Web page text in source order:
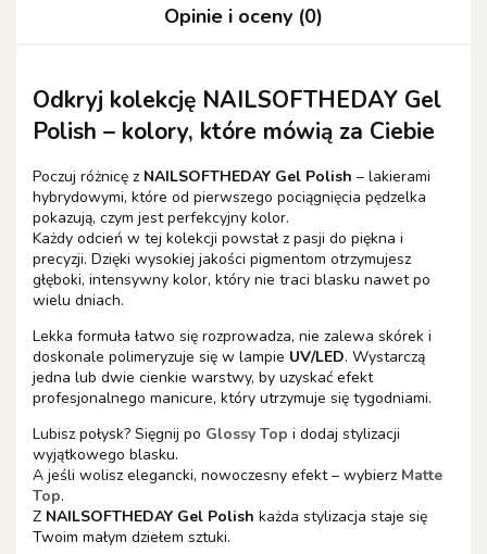
Opinie i oceny (0)
Odkryj kolekcję NAILSOFTHEDAY Gel
Polish – kolory, które mówią za Ciebie
Poczuj różnicę z NAILSOFTHEDAY Gel Polish – lakierami
hybrydowymi, które od pierwszego pociągnięcia pędzelka
pokazują, czym jest perfekcyjny kolor.
Każdy odcień w tej kolekcji powstał z pasji do piękna i
precyzji. Dzięki wysokiej jakości pigmentom otrzymujesz
głęboki, intensywny kolor, który nie traci blasku nawet po
wielu dniach.
Lekka formuła łatwo się rozprowadza, nie zalewa skórek i
doskonale polimeryzuje się w lampie UV/LED. Wystarczą
jedna lub dwie cienkie warstwy, by uzyskać efekt
profesjonalnego manicure, który utrzymuje się tygodniami.
Lubisz połysk? Sięgnij po Glossy Top i dodaj stylizacji
wyjątkowego blasku.
A jeśli wolisz elegancki, nowoczesny efekt – wybierz Matte
Top.
Z NAILSOFTHEDAY Gel Polish każda stylizacja staje się
Twoim małym dziełem sztuki.